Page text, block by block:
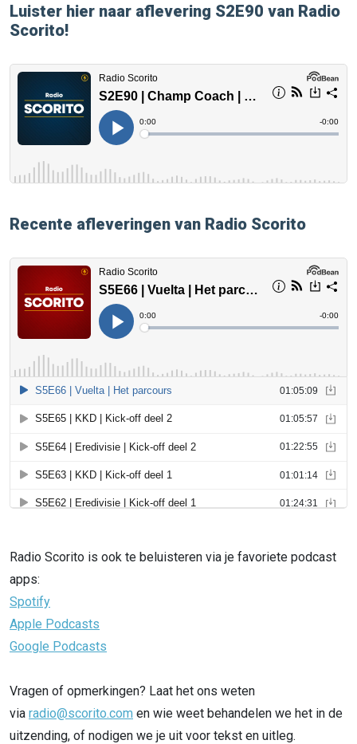
Luister hier naar aflevering S2E90 van Radio
Scorito!
Recente afleveringen van Radio Scorito
Radio Scorito is ook te beluisteren via je favoriete podcast
apps:
Spotify
Apple Podcasts
Google Podcasts
Vragen of opmerkingen? Laat het ons weten
via radio@scorito.com en wie weet behandelen we het in de
uitzending, of nodigen we je uit voor tekst en uitleg.